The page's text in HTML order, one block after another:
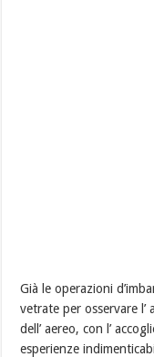
Già le operazioni
vetrate per osservare l’
dell’ aereo, con l’
esperienze